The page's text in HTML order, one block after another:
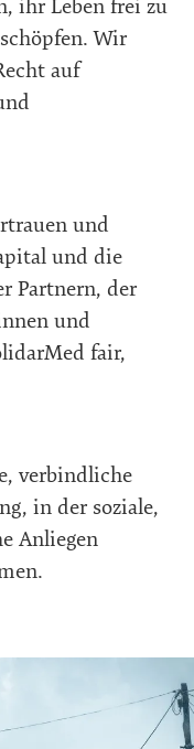
ihr Leben frei zu
Wir
auf
und
und die
Partnern, der
und
fair,
verbindliche
in der soziale,
Anliegen